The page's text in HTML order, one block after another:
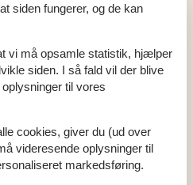
en hyggelig atmosfære i
slappe af og nyde naturens ro.
stier tilbyder
de lange lune sommeraftener er
og spille brætspil med familien.
siden fungerer, og de kan
vi må opsamle statistik, hjælper
siden. I så fald vil der blive
til vores
cookies, giver du (ud over
videresende oplysninger til
markedsføring.